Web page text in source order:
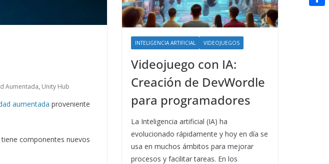
Aumentada, Unity Hub
aumentada proveniente
componentes nuevos
INTELIGENCIA ARTIFICIAL VIDEOJUEGOS
Videojuego con IA:
Creación de DevWordle
para programadores
La Inteligencia artificial (IA) ha
evolucionado rápidamente y hoy en día se
usa en muchos ámbitos para mejorar
procesos y facilitar tareas. En los
n
a